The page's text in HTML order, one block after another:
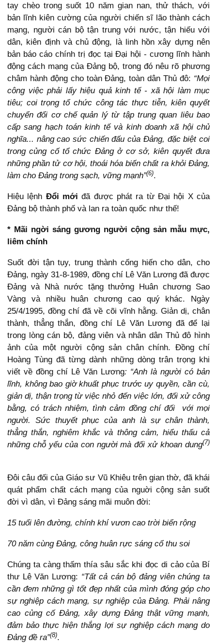
tay chèo trong suốt 10 năm gian nan, thử thách, với
bản lĩnh kiên cường của người chiến sĩ lão thành cách
mạng, người cán bộ tận trung với nước, tận hiếu với
dân, kiên định và chủ động, là linh hồn xây dựng nên
bản báo cáo chính trị đọc tại Đại hội - cương lĩnh hành
động cách mạng của Đảng bộ, trong đó nêu rõ phương
châm hành động cho toàn Đảng, toàn dân Thủ đô: “Mọi
công việc phải lấy hiệu quả kinh tế - xã hội làm mục
tiêu; coi trọng tổ chức công tác thực tiễn, kiên quyết
chuyển đổi cơ chế quản lý từ tập trung quan liêu bao
cấp sang hạch toán kinh tế và kinh doanh xã hội chủ
nghĩa... nâng cao sức chiến đấu của Đảng, đặc biệt coi
trong củng cố tổ chức Đảng ở cơ sở, kiên quyết đưa
những phần tử cơ hội, thoái hóa biến chất ra khỏi Đảng,
làm cho Đảng trong sạch, vững mạnh”(6).
Hiệu lệnh Đổi mới đã được phát ra từ Đại hội X của
Đảng bộ thành phố và lan ra toàn quốc như thế!
* Mãi ngời sáng gương người cộng sản mẫu mực,
liêm chính
Suốt đời tận tụy, trung thành cống hiến cho dân, cho
Đảng, ngày 31-8-1989, đồng chí Lê Văn Lương đã được
Đảng và Nhà nước tặng thưởng Huân chương Sao
Vàng và nhiều huân chương cao quý khác. Ngày
25/4/1995, đồng chí đã về cõi vĩnh hằng. Giản dị, chân
thành, thẳng thắn, đồng chí Lê Văn Lương đã để lại
trong lòng cán bộ, đảng viên và nhân dân Thủ đô hình
ảnh của một người cộng sản chân chính. Đồng chí
Hoàng Tùng đã từng dành những dòng trân trọng khi
viết về đồng chí Lê Văn Lương: “Anh là người có bản
lĩnh, không bao giờ khuất phục trước uy quyền, cần cù,
giản dị, thận trọng từ việc nhỏ đến việc lớn, đối xử công
bằng, có trách nhiệm, tình cảm đồng chí đối với mọi
người. Sức thuyết phục của anh là sự chân thành,
thẳng thắn, nghiêm khắc và thông cảm, hiểu thấu cả
những chỗ yếu của con người mà đối xử khoan dung(7)
Đôi câu đối của Giáo sư Vũ Khiêu trên gian thờ, đã khái
quát phẩm chất cách mạng của nguời cộng sản suốt
đời vì dân, vì Đảng sáng mãi muôn đời:
15 tuổi lên đường, chính khí vươn cao trời biển rộng
70 năm cùng Đảng, công huân rực sáng cổ thu soi
Chúng ta càng thấm thía sâu sắc khi đọc di cảo của Bí
thư Lê Văn Lương: “Tất cả cán bộ đảng viên chúng ta
cần đem những gì tốt đẹp nhất của mình đóng góp cho
sự nghiệp cách mạng, sự nghiệp của Đảng. Phải nâng
cao củng cố Đảng, xây dựng Đảng thật vững mạnh,
đảm bảo thực hiện thắng lợi sự nghiệp cách mạng do
Đảng đề ra”(8).